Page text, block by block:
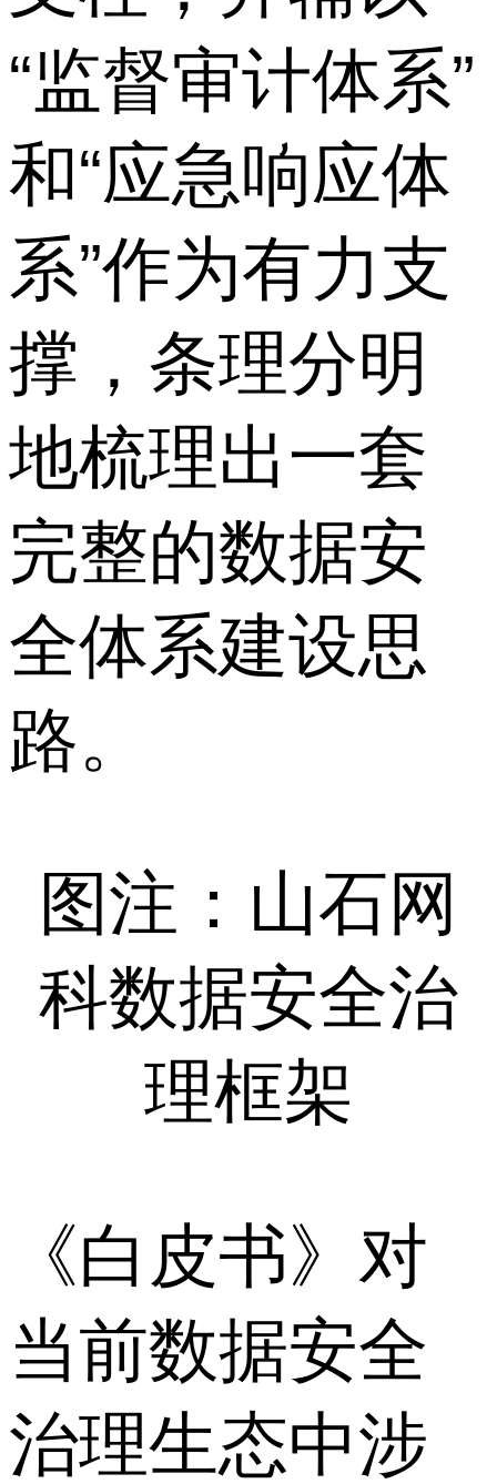
“监督审计体系”
和“应急响应体
系”作为有力支
撑，条理分明
地梳理出一套
完整的数据安
全体系建设思
路。
图注：山石网
科数据安全治
理框架
《白皮书》对
当前数据安全
治理生态中涉